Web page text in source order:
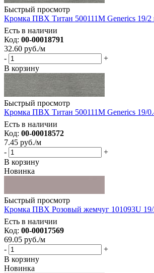
Быстрый просмотр
Кромка ПВХ Титан 500111М Generics 19/2
Есть в наличии
Код: 00-00018791
32.60 руб./м
-
+
В корзину
Быстрый просмотр
Кромка ПВХ Титан 500111М Generics 19/
Есть в наличии
Код: 00-00018572
7.45 руб./м
-
+
В корзину
Новинка
Быстрый просмотр
Кромка ПВХ Розовый жемчуг 101093U
Есть в наличии
Код: 00-00017569
69.05 руб./м
-
+
В корзину
Новинка